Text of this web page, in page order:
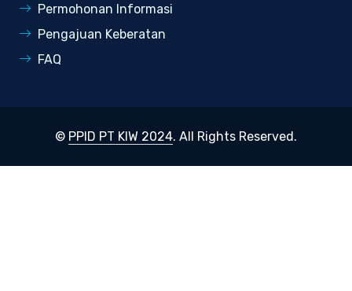
Permohonan Informasi
Pengajuan Keberatan
FAQ
© PPID PT KIW 2024. All Rights Reserved.